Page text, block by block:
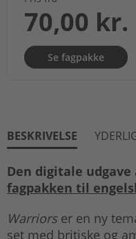
70,00 kr.
Se fagpakke
BESKRIVELSE
Den digitale
fagpakken til
Warriorser en ny
set med britiske og